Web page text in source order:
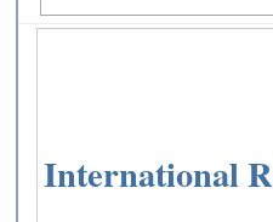
International